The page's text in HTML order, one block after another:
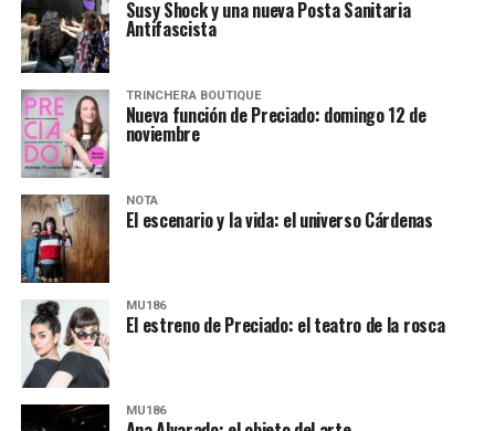
Susy Shock y una nueva Posta Sanitaria
Antifascista
TRINCHERA BOUTIQUE
Nueva función de Preciado: domingo 12 de
noviembre
NOTA
El escenario y la vida: el universo Cárdenas
MU186
El estreno de Preciado: el teatro de la rosca
MU186